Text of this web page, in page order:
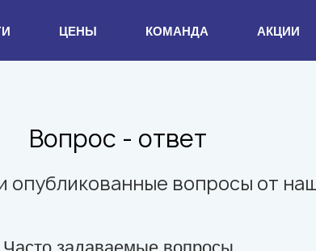
ЦЕНЫ КОМАНДА АКЦИИ
Вопрос - ответ
опубликованные вопросы от